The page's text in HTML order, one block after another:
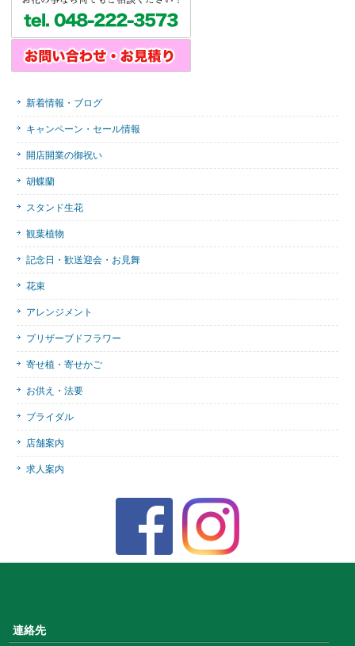
新着情報・ブログ
キャンペーン・セール情報
開店開業の御祝い
胡蝶蘭
スタンド生花
観葉植物
記念日・歓送迎会・お見舞
花束
アレンジメント
プリザーブドフラワー
寄せ植・寄せかご
お供え・法要
ブライダル
店舗案内
求人案内
連絡先